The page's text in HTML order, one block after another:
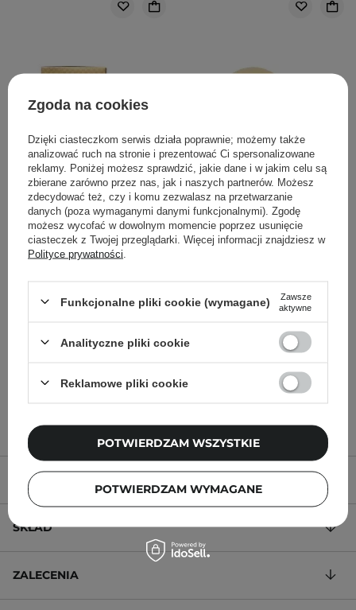
Petitfee - Gold & Snail
Oczy - 30 kompletów
Płatki pod Oczy - 60szt
59,00 zł
OPIS PRODUKTU
SKŁAD
ZALECENIA
Zgoda na cookies
Dzięki ciasteczkom serwis działa poprawnie; możemy także
analizować ruch na stronie i prezentować Ci spersonalizowane
reklamy. Poniżej możesz sprawdzić, jakie dane i w jakim celu są
zbierane zarówno przez nas, jak i naszych partnerów. Możesz
zdecydować też, czy i komu zezwalasz na przetwarzanie
danych (poza wymaganymi danymi funkcjonalnymi). Zgodę
możesz wycofać w dowolnym momencie poprzez usunięcie
ciasteczek z Twojej przeglądarki. Więcej informacji znajdziesz w
Polityce prywatności
Funkcjonalne pliki cookie (wymagane)
Zawsze
aktywne
Analityczne pliki cookie
Reklamowe pliki cookie
POTWIERDZAM WYMAGANE
POTWIERDZAM WSZYSTKIE